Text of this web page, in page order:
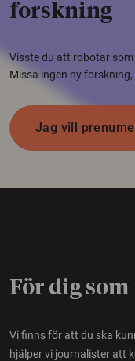
forskning
Visste du att robotar
Missa ingen ny
Jag vill
För dig
Vi finns för att du ska
hjälper vi journalister att